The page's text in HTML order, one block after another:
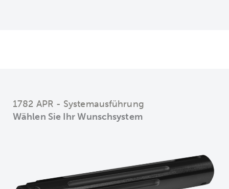
1782 APR - Systemausführung
Wählen Sie Ihr Wunschsystem